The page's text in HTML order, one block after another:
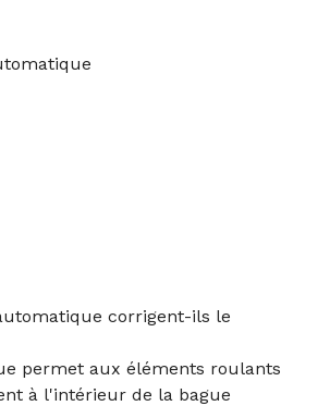
corrigent-ils le
permet aux éléments roulants
à l'intérieur de la bague